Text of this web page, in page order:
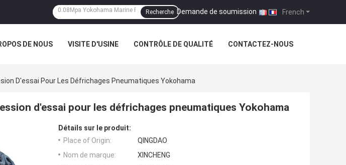
French
Demande de soumission |
Recherche
DE NOUS VISITE D'USINE CONTRÔLE DE QUALITÉ CONTACTEZ-NOUS
D'essai Pour Les Défrichages Pneumatiques Yokohama
d'essai pour les défrichages pneumatiques Yokohama
Détails sur le produit:
Place of Origin:
QINGDAO
Nom de marque:
XINCHENG